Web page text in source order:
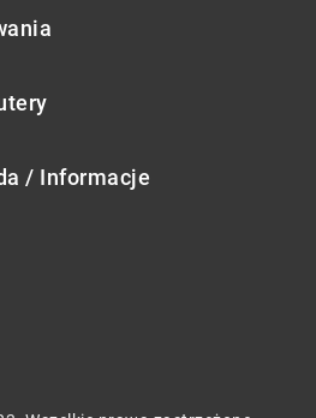
/ Informacje